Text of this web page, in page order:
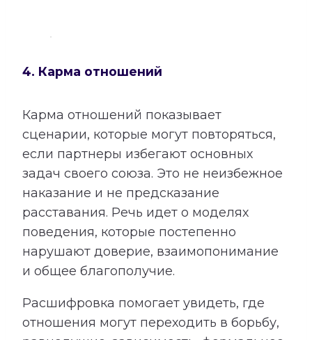
4. Карма отношений
Карма отношений показывает
сценарии, которые могут повторяться,
если партнеры избегают основных
задач своего союза. Это не неизбежное
наказание и не предсказание
расставания. Речь идет о моделях
поведения, которые постепенно
нарушают доверие, взаимопонимание
и общее благополучие.
Расшифровка помогает увидеть, где
отношения могут переходить в борьбу,